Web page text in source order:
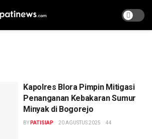
Kapolres Blora Pimpin Mitigasi
Penanganan Kebakaran Sumur
Minyak di Bogorejo
BY PATISIAP 20 AGUSTUS 2025 44